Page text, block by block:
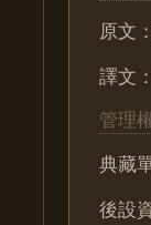
原文
譯文
管理
典藏
後設